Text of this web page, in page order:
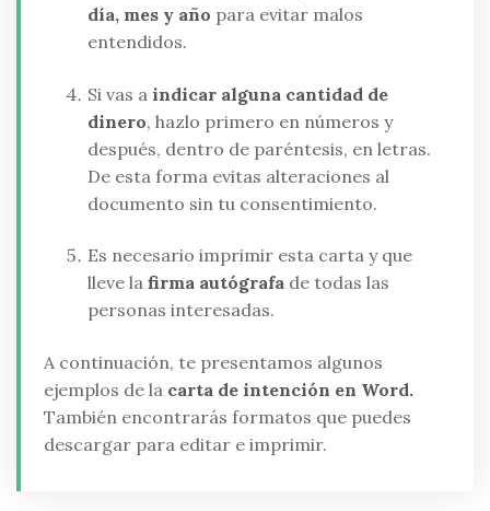
día, mes y año para evitar malos
entendidos.
Si vas a indicar alguna cantidad de
dinero, hazlo primero en números y
después, dentro de paréntesis, en letras.
De esta forma evitas alteraciones al
documento sin tu consentimiento.
Es necesario imprimir esta carta y que
lleve lafirma autógrafade todas las
personas interesadas.
A continuación, te presentamos algunos
ejemplos de la carta de intención en Word.
También encontrarás formatos que puedes
descargar para editar e imprimir.